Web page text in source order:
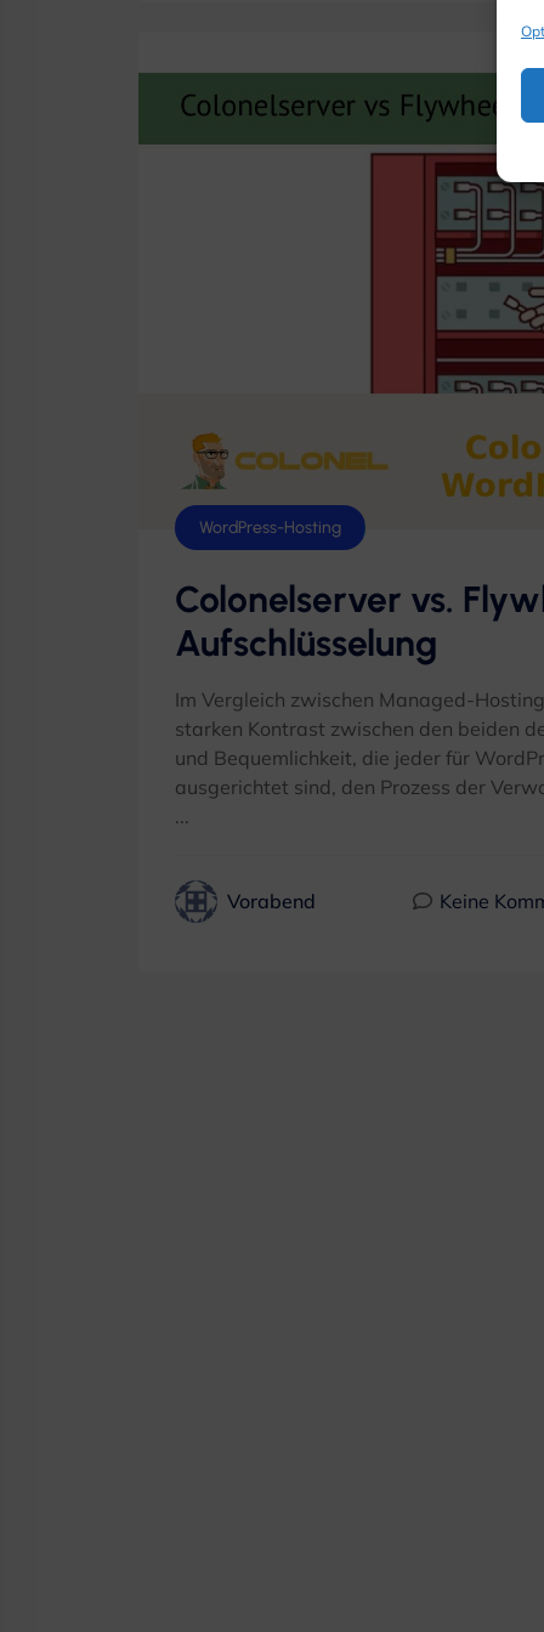
WordPress-Hosting
Colonelserver vs.
Aufschlüsselung
Im Vergleich zwischen Managed-
starken Kontrast zwischen den beiden
und Bequemlichkeit, die jeder für
ausgerichtet sind, den Prozess der
...
Vorabend Keine